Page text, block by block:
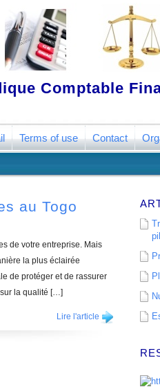
Comptable
Terms of use Contact
au Togo
de votre entreprise. Mais
la plus éclairée
de protéger et de rassurer
sur la qualité […]
Lire l'article